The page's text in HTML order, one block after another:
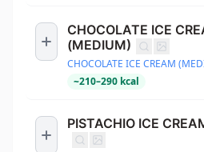
CHOCOLATE ICE
(MEDIUM)
CHOCOLATE ICE CREAM
~210–290 kcal
PISTACHIO ICE